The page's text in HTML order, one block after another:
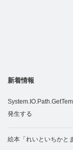
新着情報
発生する
絵本「れいといちかと